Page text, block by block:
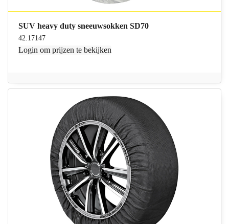
SUV heavy duty sneeuwsokken SD70
42.17147
Login om prijzen te bekijken